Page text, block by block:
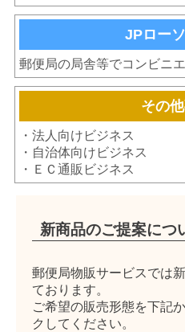
JPロー
郵便局の局舎等でコンビニ
その
・法人向けビジネス
・自治体向けビジネス
・ＥＣ通販ビジネス
新商品のご提案につ
郵便局物販サービスでは
ております。
ご希望の販売形態を下記
クしてください。